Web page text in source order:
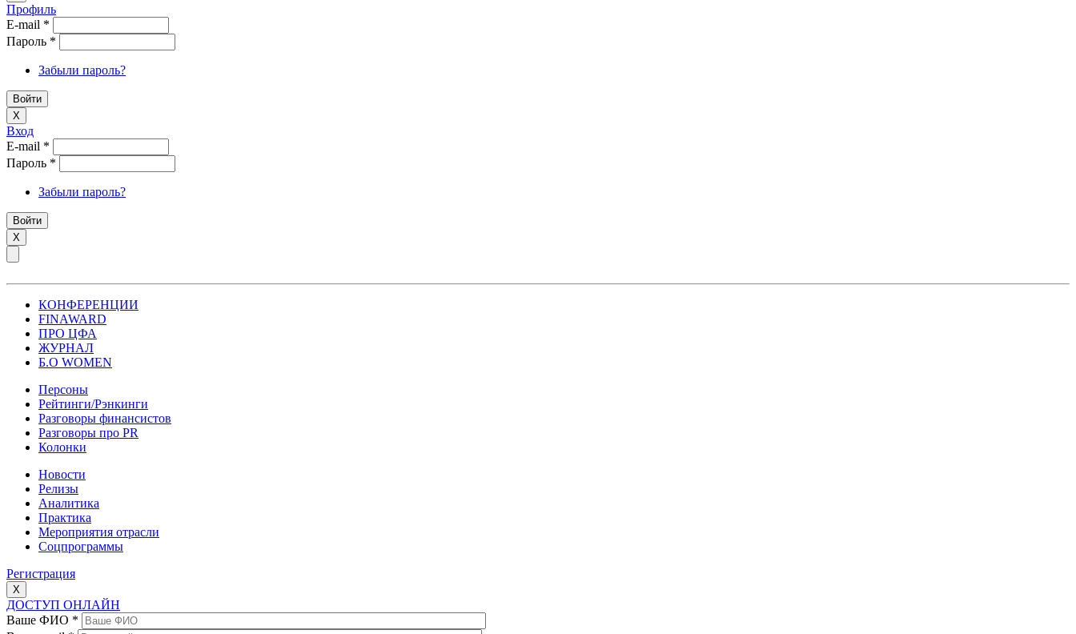
Профиль
E-mail *
Пароль *
Забыли пароль?
X
Вход
E-mail *
Пароль *
Забыли пароль?
X
КОНФЕРЕНЦИИ
FINAWARD
ПРО ЦФА
ЖУРНАЛ
Б.О WOMEN
Персоны
Рейтинги/Рэнкинги
Разговоры финансистов
Разговоры про PR
Колонки
Новости
Релизы
Аналитика
Практика
Мероприятия отрасли
Соцпрограммы
Регистрация
X
ДОСТУП ОНЛАЙН
Ваше ФИО *